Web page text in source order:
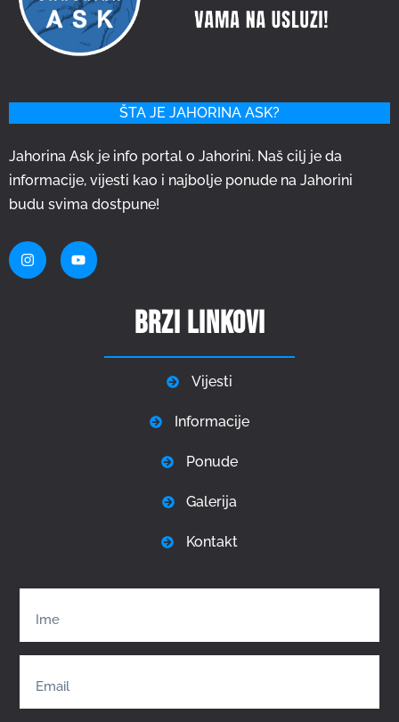
ŠTA JE JAHORINA ASK?
Jahorina Ask je info portal o Jahorini. Naš cilj je da
informacije, vijesti kao i najbolje ponude na Jahorini
budu svima dostpune!
Brzi linkovi
Vijesti
Informacije
Ponude
Galerija
Kontakt